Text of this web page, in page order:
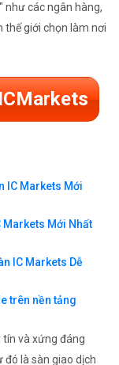
như các ngân hàng,
thế giới chọn làm nơi
IC Markets Mới
Markets Mới Nhất
IC Markets Dễ
trên nền tảng
và xứng đáng
đó là sàn giao dịch